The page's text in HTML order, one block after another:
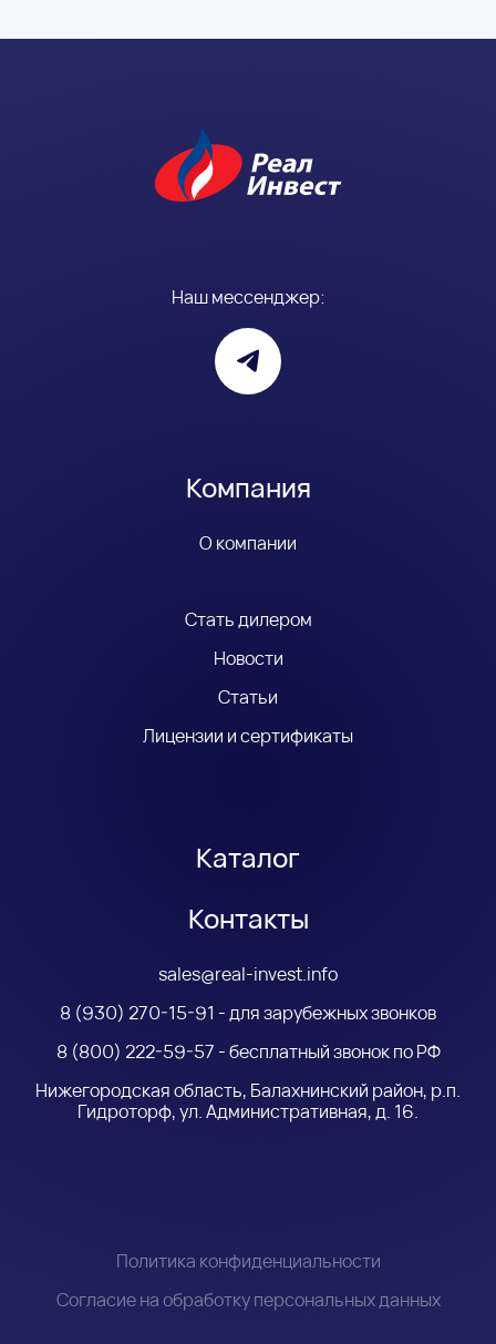
Наш мессенджер:
Компания
О компании
Стать дилером
Новости
Статьи
Лицензии и сертификаты
Каталог
Контакты
sales@real-invest.info
8 (930) 270-15-91 - для зарубежных звонков
8 (800) 222-59-57 - бесплатный звонок по РФ
Нижегородская область, Балахнинский район, р.п.
Гидроторф, ул. Административная, д. 16.
Политика конфиденциальности
Согласие на обработку персональных данных